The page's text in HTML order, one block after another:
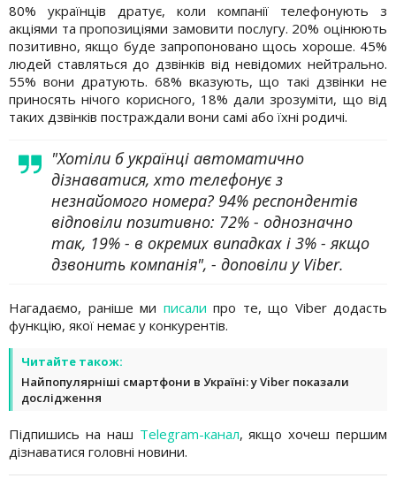
80% українців дратує, коли компанії телефонують з
акціями та пропозиціями замовити послугу. 20% оцінюють
позитивно, якщо буде запропоновано щось хороше. 45%
людей ставляться до дзвінків від невідомих нейтрально.
55% вони дратують. 68% вказують, що такі дзвінки не
приносять нічого корисного, 18% дали зрозуміти, що від
таких дзвінків постраждали вони самі або їхні родичі.
"Хотіли б українці автоматично
дізнаватися, хто телефонує з
незнайомого номера? 94% респондентів
відповіли позитивно: 72% - однозначно
так, 19% - в окремих випадках і 3% - якщо
дзвонить компанія", - доповіли у Viber.
Нагадаємо, раніше ми писали про те, що Viber додасть
функцію, якої немає у конкурентів.
Читайте також:
Найпопулярніші смартфони в Україні: у Viber показали
дослідження
Підпишись на наш Telegram-канал, якщо хочеш першим
дізнаватися головні новини.